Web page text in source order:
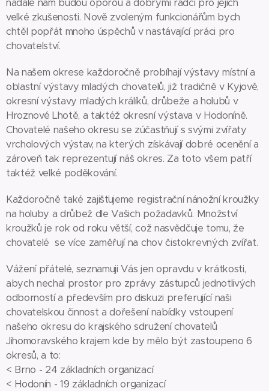
nadále nám budou oporou a dobrými rádci pro jejich
velké zkušenosti. Nově zvoleným funkcionářům bych
chtěl popřát mnoho úspěchů v nastávající práci pro
chovatelství.
Na našem okrese každoročně probíhají výstavy místní a
oblastní výstavy mladých chovatelů, již tradičně v Kyjově,
okresní výstavy mladých králíků, drůbeže a holubů v
Hroznové Lhotě, a taktéž okresní výstava v Hodoníně.
Chovatelé našeho okresu se zúčastňují s svými zvířaty
vrcholových výstav, na kterých získávají dobré ocenění a
zároveň tak reprezentují náš okres. Za toto všem patří
taktéž velké poděkování.
Každoročně také zajišťujeme registrační nánožní kroužky
na holuby a drůbež dle Vašich požadavků. Množství
kroužků je rok od roku větší, což nasvědčuje tomu, že
chovatelé se více zaměřují na chov čistokrevných zvířat.
Vážení přátelé, seznamuji Vás jen opravdu v krátkosti,
abych nechal prostor pro zprávy zástupců jednotlivých
odborností a především pro diskuzi preferující naši
chovatelskou činnost a dořešení nabídky vstoupení
našeho okresu do krajského sdružení chovatelů
Jihomoravského krajem kde by mělo být zastoupeno 6
okresů, a to:
< Brno - 24 základních organizací
< Hodonín - 19 základních organizací